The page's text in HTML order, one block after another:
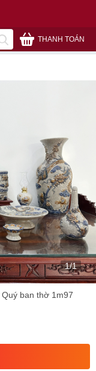
THANH TOÁN
1/1
ban thờ 1m97